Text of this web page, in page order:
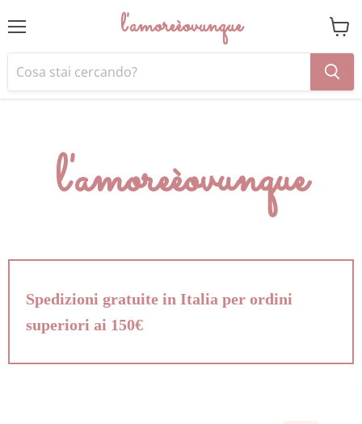
l'amoreèovunque
il
l'amoreèovunque
Spedizioni gratuite in Italia per ordini
superiori ai 150€